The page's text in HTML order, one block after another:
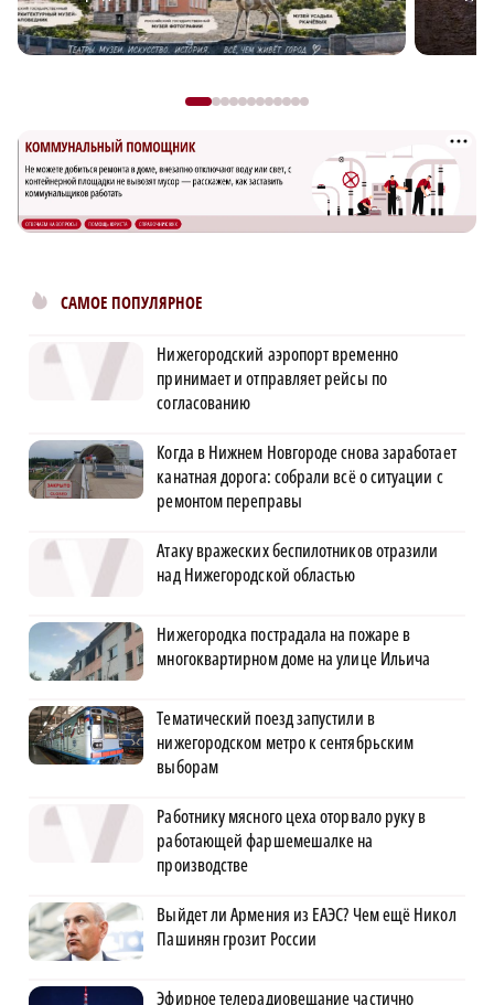
САМОЕ ПОПУЛЯРНОЕ
Нижегородский аэропорт временно
принимает и отправляет рейсы по
согласованию
Когда в Нижнем Новгороде снова заработает
канатная дорога: собрали всё о ситуации с
ремонтом переправы
Атаку вражеских беспилотников отразили
над Нижегородской областью
Нижегородка пострадала на пожаре в
многоквартирном доме на улице Ильича
Тематический поезд запустили в
нижегородском метро к сентябрьским
выборам
Работнику мясного цеха оторвало руку в
работающей фаршемешалке на
производстве
Выйдет ли Армения из ЕАЭС? Чем ещё Никол
Пашинян грозит России
Эфирное телерадиовещание частично